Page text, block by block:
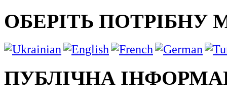
ОБЕРІТЬ ПОТРІБНУ
ПУБЛІЧНА